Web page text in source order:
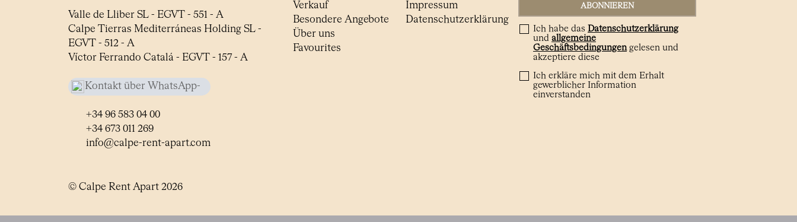
Valle de Lliber SL - EGVT - 551 - A
Calpe Tierras Mediterráneas Holding SL -
EGVT - 512 - A
Víctor Ferrando Catalá - EGVT - 157 - A
Kontakt über WhatsApp-
+34 96 583 04 00
+34 673 011 269
info@calpe-rent-apart.com
© Calpe Rent Apart 2026
Verkauf
Besondere Angebote
Über uns
Favourites
Impressum
Datenschutzerklärung
Ich habe das Datenschutzerklärung
und allgemeine
Geschäftsbedingungengelesen und
akzeptiere diese
Ich erkläre mich mit dem Erhalt
gewerblicher Information
einverstanden